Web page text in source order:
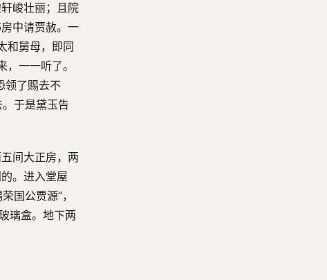
峻壮丽；且院
中请贾赦。一
和舅母，即同
一一听了。
领了赐去不
于是黛玉告
间大正房，两
。进入堂屋
国公贾源”，
璃盒。地下两